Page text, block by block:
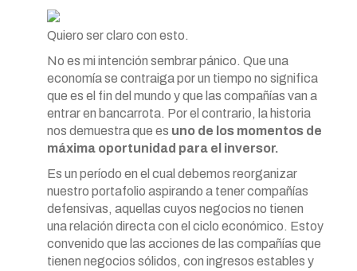
Quiero ser claro con esto.
No es mi intención sembrar pánico. Que una
economía se contraiga por un tiempo no significa
que es el fin del mundo y que las compañías van a
entrar en bancarrota. Por el contrario, la historia
nos demuestra que es uno de los momentos de
máxima oportunidad para el inversor.
Es un período en el cual debemos reorganizar
nuestro portafolio aspirando a tener compañías
defensivas, aquellas cuyos negocios no tienen
una relación directa con el ciclo económico. Estoy
convenido que las acciones de las compañías que
tienen negocios sólidos, con ingresos estables y